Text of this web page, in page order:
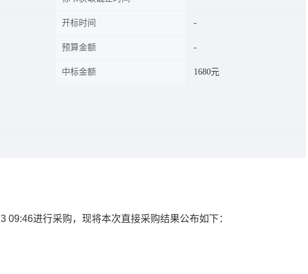
开标时间
预算金额
中标金额 1680元
进行采购，现将本次直接采购结果公布如下：